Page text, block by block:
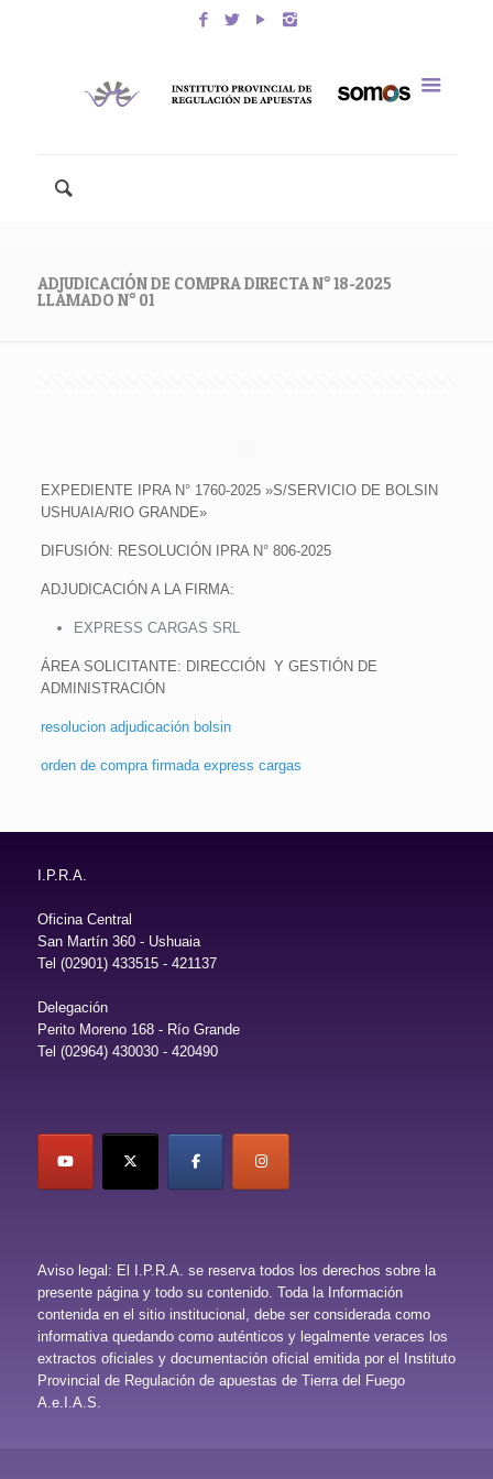
ADJUDICACIÓN DE COMPRA DIRECTA N° 18-2025
LLAMADO N° 01
EXPEDIENTE IPRA N° 1760-2025 »S/SERVICIO DE BOLSIN
USHUAIA/RIO GRANDE»
DIFUSIÓN: RESOLUCIÓN IPRA N° 806-2025
ADJUDICACIÓN A LA FIRMA:
EXPRESS CARGAS SRL
ÁREA SOLICITANTE: DIRECCIÓN Y GESTIÓN DE
ADMINISTRACIÓN
resolucion adjudicación bolsin
orden de compra firmada express cargas
I.P.R.A.
Oficina Central
San Martín 360 - Ushuaia
Tel (02901) 433515 - 421137
Delegación
Perito Moreno 168 - Río Grande
Tel (02964) 430030 - 420490
Aviso legal: El I.P.R.A. se reserva todos los derechos sobre la
presente página y todo su contenido. Toda la Información
contenida en el sitio institucional, debe ser considerada como
informativa quedando como auténticos y legalmente veraces los
extractos oficiales y documentación oficial emitida por el Instituto
Provincial de Regulación de apuestas de Tierra del Fuego
A.e.I.A.S.